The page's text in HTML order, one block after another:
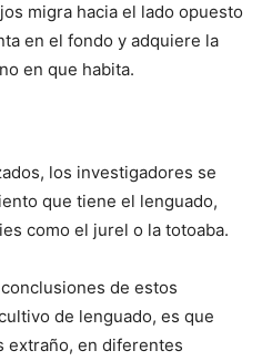
migra hacia el lado opuesto
en el fondo y adquiere la
en que habita.
los investigadores se
que tiene el lenguado,
como el jurel o la totoaba.
de estos
de lenguado, es que
extraño, en diferentes